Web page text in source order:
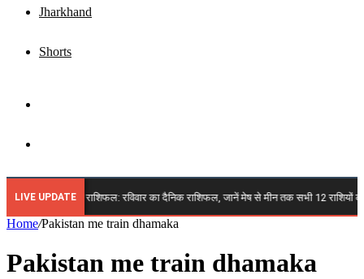
Jharkhand
Shorts
for
LIVE UPDATE
🔴 9 अगस्त 2026 राशिफल: रविवार का दैनिक राशिफल, जानें मेष से मीन तक सभी 12 राशियों का
Home/Pakistan me train dhamaka
Pakistan me train dhamaka